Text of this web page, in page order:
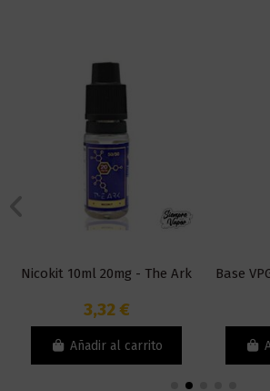
Nicokit 10ml 20mg - The Ark
3,32 €
Añadir al carrito
Base